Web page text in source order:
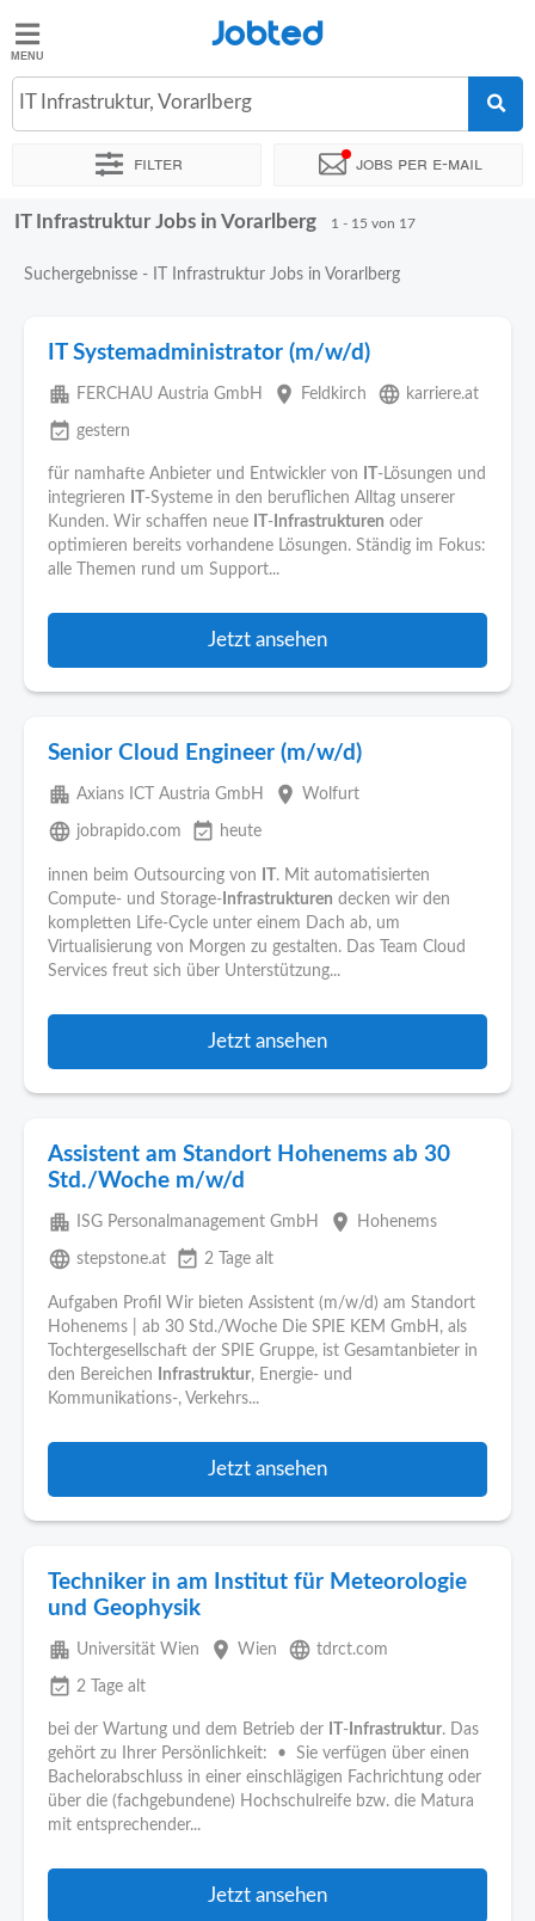
Jobted
Jobs
Jobted
IT Infrastruktur, Vorarlberg
Filter Jobs per e-mail
Sortieren nach Unternehmen Personaldienstleister
IT Infrastruktur Jobs in Vorarlberg 1 - 15 von 17
Suchergebnisse - IT Infrastruktur Jobs in Vorarlberg
IT Systemadministrator (m/w/d)
apartment FERCHAU Austria GmbH place Feldkirch language karriere.at
event_available gestern
für namhafte Anbieter und Entwickler von
-Lösungen und
integrieren
-Systeme in den beruflichen Alltag unserer
Kunden. Wir schaffen neue
- Infrastrukturen oder
optimieren bereits vorhandene Lösungen. Ständig im Fokus:
alle Themen rund um Support...
Jetzt ansehen
Senior Cloud Engineer (m/w/d)
apartment Axians ICT Austria GmbH place Wolfurt
language jobrapido.com event_available heute
innen beim Outsourcing von
. Mit automatisierten
Compute- und Storage- Infrastrukturen decken wir den
kompletten Life-Cycle unter einem Dach ab, um
Virtualisierung von Morgen zu gestalten. Das Team Cloud
Services freut sich über Unterstützung...
Jetzt ansehen
Assistent am Standort Hohenems ab 30
Std./Woche m/w/d
apartment ISG Personalmanagement GmbH place Hohenems
language stepstone.at event_available 2 Tage alt
Aufgaben Profil Wir bieten Assistent (m/w/d) am Standort
Hohenems | ab 30 Std./Woche Die SPIE KEM GmbH, als
Tochtergesellschaft der SPIE Gruppe, ist Gesamtanbieter in
den Bereichen
Infrastruktur, Energie- und
Kommunikations-, Verkehrs...
Jetzt ansehen
Techniker in am Institut für Meteorologie
und Geophysik
apartment Universität Wien place Wien language tdrct.com
event_available 2 Tage alt
bei der Wartung und dem Betrieb der - Infrastruktur. Das
gehört zu Ihrer Persönlichkeit: • Sie verfügen über einen
Bachelorabschluss in einer einschlägigen Fachrichtung oder
über die (fachgebundene) Hochschulreife bzw. die Matura
mit entsprechender...
Jetzt ansehen